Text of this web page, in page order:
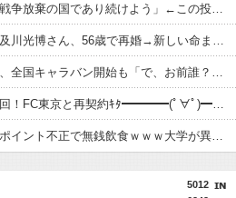
大竹しのぶ「戦争放棄の国であり続けよう」←この投稿が話題に
ミッチーこと及川光博さん、56歳で再婚→新しい命まで授かるｗｗｗｗｗ
中道改革連合、全国キャラバン開始も「で、お前誰？」状態ｗｗｗｗｗ
長友、引退撤回！FC東京と再契約ｷﾀ━━━━(ﾟ∀ﾟ)━━━━!!
早大生さん、ポイント不正で無銭飲食ｗｗｗ大学が異例の警告へ
5012